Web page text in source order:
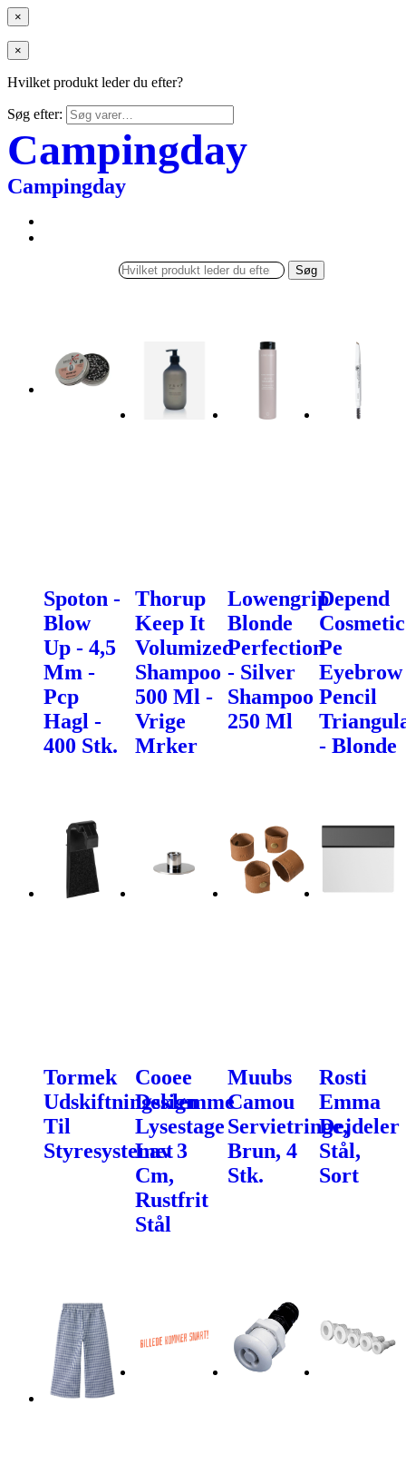
×
×
Hvilket produkt leder du efter?
Søg efter:
Campingday
Campingday
Søg
Spoton -
Blow
Up - 4,5
Mm -
Pcp
Hagl -
400 Stk.
Thorup
Keep It
Volumized
Shampoo
500 Ml -
Vrige
Mrker
Lowengrip
Blonde
Perfection
- Silver
Shampoo
250 Ml
Depend
Cosmetic
Pe
Eyebrow
Pencil
- Blonde
Tormek
Udskiftningsklemme
Til
Styresystemet
Cooee
Design
Lysestage
Lav 3
Cm,
Rustfrit
Stål
Muubs
Camou
Servietringe,
Brun, 4
Stk.
Rosti
Emma
Dejdeler
Stål,
Sort